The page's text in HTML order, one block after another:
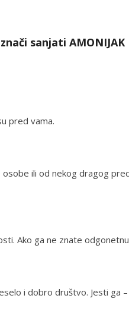
sanjati AMONIJAK
pred vama.
osobe ili od nekog dragog
Ako ga ne znate
i dobro društvo. Jesti ga